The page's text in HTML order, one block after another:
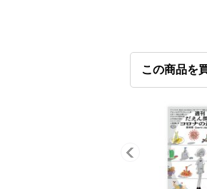
この商品を